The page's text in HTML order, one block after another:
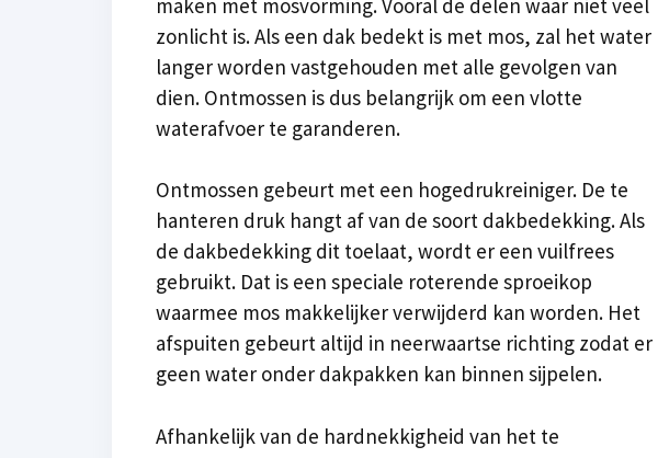
maken met mosvorming. Vooral de delen waar niet veel
zonlicht is. Als een dak bedekt is met mos, zal het water
langer worden vastgehouden met alle gevolgen van
dien. Ontmossen is dus belangrijk om een vlotte
waterafvoer te garanderen.
Ontmossen gebeurt met een hogedrukreiniger. De te
hanteren druk hangt af van de soort dakbedekking. Als
de dakbedekking dit toelaat, wordt er een vuilfrees
gebruikt. Dat is een speciale roterende sproeikop
waarmee mos makkelijker verwijderd kan worden. Het
afspuiten gebeurt altijd in neerwaartse richting zodat er
geen water onder dakpakken kan binnen sijpelen.
Afhankelijk van de hardnekkigheid van het te